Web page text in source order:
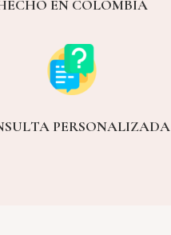
EN COLOMBIA
PERSONALIZADA